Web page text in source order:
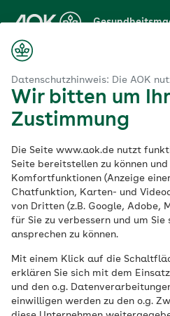
Datenschutzhinweis: Die AOK
Wir bitten um
Zustimmung
Die Seite www.aok.de nutzt
Seite bereitstellen zu können
Komfortfunktionen (Anzeige
Chatfunktion, Karten- und
von Dritten (z.B. Google, Adobe,
für Sie zu verbessern und um
ansprechen zu können.
Mit einem Klick auf die
erklären Sie sich mit dem
und den o.g.
einwilligen werden zu den o.g.
Hauptinhalt
springen
Wie wir
erreichen
Veröffentlicht am:
12.08.2020
aktualisiert am
5 Minuten Lesedauer
Manchmal ist der Weg